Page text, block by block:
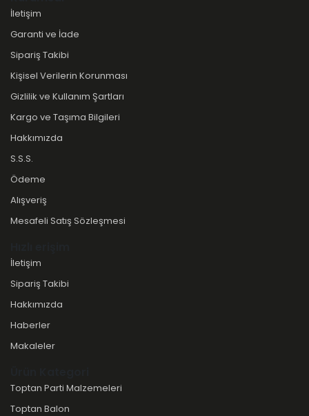
İletişim
Garanti ve İade
Sipariş Takibi
Kişisel Verilerin Korunması
Gizlilik ve Kullanım Şartları
Kargo ve Taşıma Bilgileri
Hakkımızda
S.S.S.
Ödeme
Alışveriş
Mesafeli Satış Sözleşmesi
İletişim
Sipariş Takibi
Hakkımızda
Haberler
Makaleler
Toptan Parti Malzemeleri
Toptan Balon